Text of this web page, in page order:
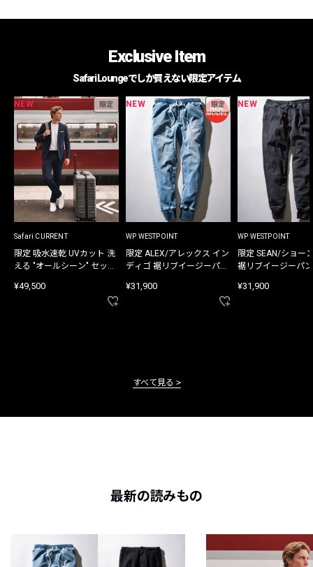
Exclusive Item
Safari Loungeでしか買えない限定アイテム
NEW 限定
Safari CURRENT
限定 吸水速乾 UVカット 洗
える "オールシーン" セット
¥49,500
NEW 限定
WP WESTPOINT
限定 ALEX/アレックス イン
ディゴ 裾リブイージーパン
¥31,900
NEW
WP WESTPOINT
限定 SEAN/ショー
裾リブイージーパ
¥31,900
すべて見る
最新の読みもの